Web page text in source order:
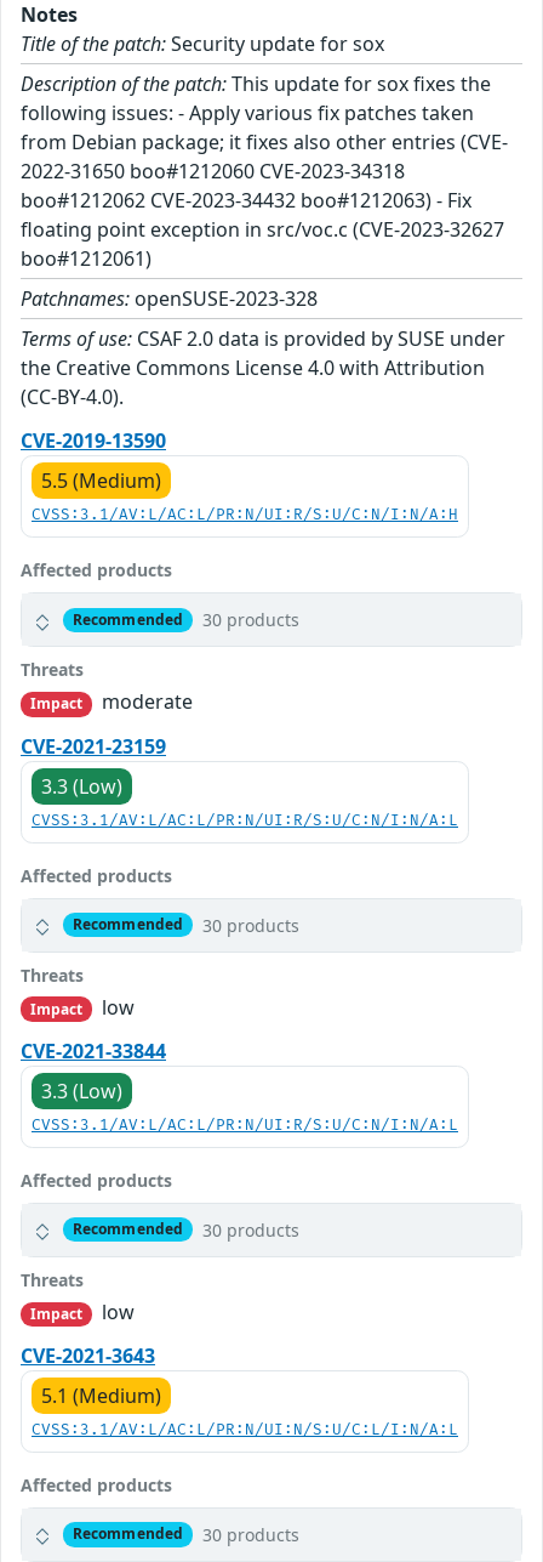
Notes
Title of the patch:Security update for sox
Description of the patch:This update for sox fixes the
following issues: - Apply various fix patches taken
from Debian package; it fixes also other entries (CVE-
2022-31650 boo#1212060 CVE-2023-34318
boo#1212062 CVE-2023-34432 boo#1212063) - Fix
floating point exception in src/voc.c (CVE-2023-32627
boo#1212061)
Patchnames: openSUSE-2023-328
Terms of use: CSAF 2.0 data is provided by SUSE under
the Creative Commons License 4.0 with Attribution
(CC-BY-4.0).
CVE-2019-13590
5.5 (Medium)
CVSS:3.1/AV:L/AC:L/PR:N/UI:R/S:U/C:N/I:N/A:H
Affected products
Recommended 30 products
Threats
Impact
moderate
CVE-2021-23159
3.3 (Low)
CVSS:3.1/AV:L/AC:L/PR:N/UI:R/S:U/C:N/I:N/A:L
Affected products
Recommended 30 products
Threats
Impact
low
CVE-2021-33844
3.3 (Low)
CVSS:3.1/AV:L/AC:L/PR:N/UI:R/S:U/C:N/I:N/A:L
Affected products
Recommended 30 products
Threats
Impact
low
CVE-2021-3643
5.1 (Medium)
CVSS:3.1/AV:L/AC:L/PR:N/UI:N/S:U/C:L/I:N/A:L
Affected products
Recommended 30 products